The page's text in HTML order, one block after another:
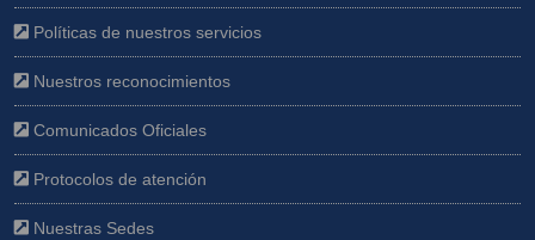
Políticas de nuestros servicios
Nuestros reconocimientos
Comunicados Oficiales
Protocolos de atención
Nuestras Sedes